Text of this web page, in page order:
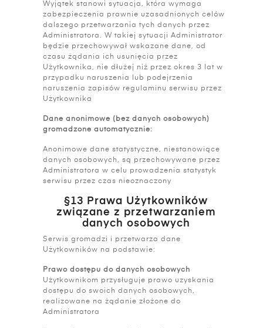
Wyjątek stanowi sytuacja, która wymaga
zabezpieczenia prawnie uzasadnionych celów
dalszego przetwarzania tych danych przez
Administratora. W takiej sytuacji Administrator
będzie przechowywał wskazane dane, od
czasu żądania ich usunięcia przez
Użytkownika, nie dłużej niż przez okres 3 lat w
przypadku naruszenia lub podejrzenia
naruszenia zapisów regulaminu serwisu przez
Użytkownika
Dane anonimowe (bez danych osobowych)
gromadzone automatycznie:
Anonimowe dane statystyczne, niestanowiące
danych osobowych, są przechowywane przez
Administratora w celu prowadzenia statystyk
serwisu przez czas nieoznaczony
§13 Prawa Użytkowników
związane z przetwarzaniem
danych osobowych
Serwis gromadzi i przetwarza dane
Użytkowników na podstawie:
Prawo dostępu do danych osobowych
Użytkownikom przysługuje prawo uzyskania
dostępu do swoich danych osobowych,
realizowane na żądanie złożone do
Administratora